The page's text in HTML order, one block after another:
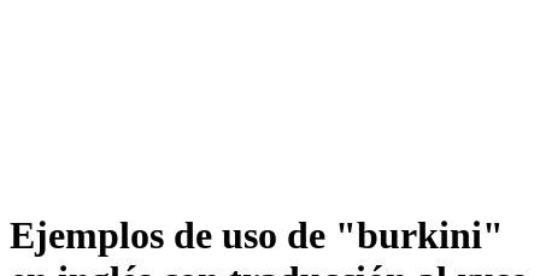
Ejemplos de uso de "burkini"